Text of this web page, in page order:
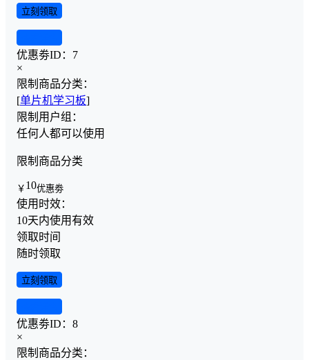
立刻领取
优惠劵ID： 7
×
限制商品分类：
[单片机学习板]
限制用户组：
任何人都可以使用
限制商品分类
￥ 10优惠劵
使用时效：
10天内使用有效
领取时间
随时领取
立刻领取
优惠劵ID： 8
×
限制商品分类：